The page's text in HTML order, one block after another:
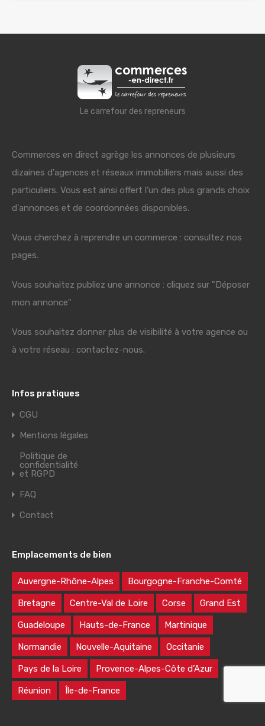
Le carrefour des repreneurs
Commerces en direct agrège les annonces de plusieurs
dizaines d'agences et réseaux immobiliers mais aussi des
particuliers. Vous est ainsi offert l'un des plus grands choix
d'annonces et de coordonnées disponibles.
Vous cherchez à reprendre un commerce : consultez nos
pages.
Vous souhaitez publiez une annonce : cliquez sur "Déposer
mon annonce"
Vous souhaitez donner plus de visibilité à votre agence ou
à votre réseau : contactez-nous.
Infos pratiques
CGU
Mentions légales
Politique de
confidentialité
et RGPD
FAQ
Contact
Emplacements de bien
Auvergne-Rhône-Alpes Bourgogne-Franche-Comté
Bretagne Centre-Val de Loire Corse Grand Est
Guadeloupe Hauts-de-France Martinique
Normandie Nouvelle-Aquitaine Occitanie
Pays de la Loire Provence-Alpes-Côte d’Azur
Réunion Île-de-France